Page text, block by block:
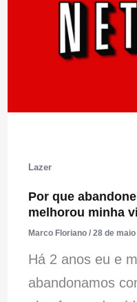
Lazer
Por que
melhorou minha
Marco Floriano / 28 de
Há 2 anos eu e
abandonamos